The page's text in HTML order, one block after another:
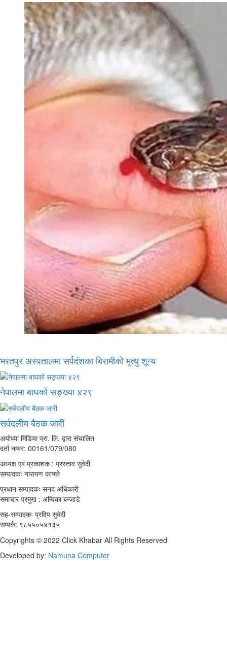
भरतपुर अस्पतालमा सर्पदंशका बिरामीको मृत्यु शून्य
नेपालमा बाघको सङ्ख्या ४२९
सर्वदलीय बैठक जारी
अयोध्या मिडिया प्रा. लि. द्वारा संचालित
दर्ता नम्बर: 00161/079/080
अध्यक्ष एबं प्रकाशक : प्रस्ताव सुवेदी
सम्पादकः नारायण काफ्ले
प्रधान सम्पादकः सनद अधिकारी
समाचार प्रमुख : अम्विका बन्जाडे
सह-सम्पादकः प्रदिप सुवेदी
सम्पर्क: ९८५५०५४१३५
Copyrights © 2022 Click Khabar All Rights Reserved
Developed by: Namuna Computer